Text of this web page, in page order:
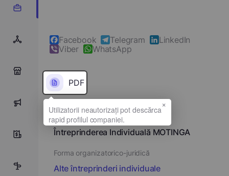
0
5
Facebook Telegram
LinkedIn
Viber
WhatsApp
PDF
Denumirea completă
Întreprinderea Individuală MOTINGA
Forma organizatorico-juridică
Alte întreprinderi individuale
×